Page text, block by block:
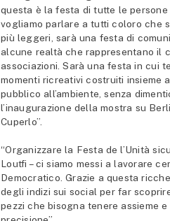
questa è la festa di tutte le
vogliamo parlare a tutti coloro che
più leggeri, sarà una festa di
alcune realtà che rappresentano il
associazioni. Sarà una festa in cui
momenti ricreativi costruiti insieme
pubblico all’ambiente, senza
l’inaugurazione della mostra su
Cuperlo”.
“Organizzare la Festa de l’Unità
Loutfi – ci siamo messi a lavorare
Democratico. Grazie a questa
degli indizi sui social per far
pezzi che bisogna tenere assieme